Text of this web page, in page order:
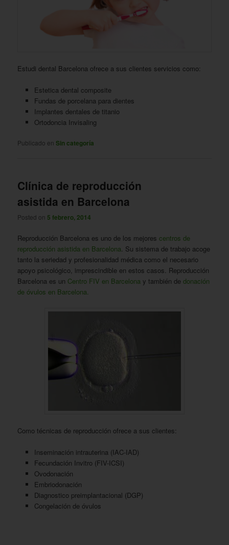
Estudi dental Barcelona ofrece a sus clientes servicios como:
Estetica dental composite
Fundas de porcelana para dientes
Implantes dentales de titanio
Ortodoncia Invisaling
Publicado en Sin categoría
Clínica de reproducción
asistida en Barcelona
Posted on 5 febrero, 2014
Reproducción Barcelona es uno de los mejorescentros de
reproducción asistida en Barcelona. Su sistema de trabajo acoge
tanto la seriedad y profesionalidad médica como el necesario
apoyo psicológico, imprescindible en estos casos. Reproducción
Barcelona es un Centro FIV en Barcelona y también dedonación
de óvulos en Barcelona.
Como técnicas de reproducción ofrece a sus clientes:
Inseminación intrauterina (IAC-IAD)
Fecundación Invitro (FIV-ICSI)
Ovodonación
Embriodonación
Diagnostico preimplantacional (DGP)
Congelación de óvulos